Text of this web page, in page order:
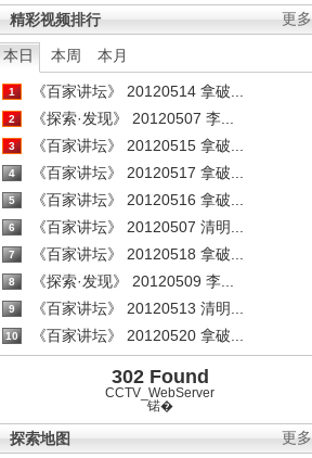
更多
精彩视频排行
本日 本周 本月
1 《百家讲坛》 20120514 拿破...
2 《探索·发现》 20120507 李...
3 《百家讲坛》 20120515 拿破...
4 《百家讲坛》 20120517 拿破...
5 《百家讲坛》 20120516 拿破...
6 《百家讲坛》 20120507 清明...
7 《百家讲坛》 20120518 拿破...
8 《探索·发现》 20120509 李...
9 《百家讲坛》 20120513 清明...
10 《百家讲坛》 20120520 拿破...
302 Found
CCTV_WebServer
锘�
更多
探索地图